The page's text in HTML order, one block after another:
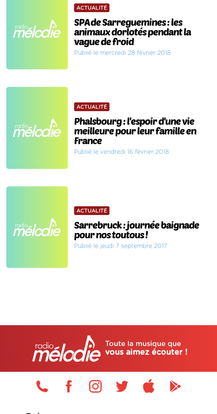
ACTUALITÉ
SPA de Sarreguemines : les
animaux dorlotés pendant la
vague de froid
Publié le mercredi 28 février 2018
ACTUALITÉ
Phalsbourg : l'espoir d'une vie
meilleure pour leur famille en
France
Publié le vendredi 16 février 2018
ACTUALITÉ
Sarrebruck : journée baignade
pour nos toutous !
Publié le jeudi 7 septembre 2017
Toute la musique que
vous aimez écouter !